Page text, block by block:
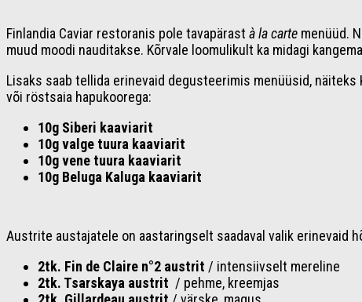
Finlandia Caviar restoranis pole tavapärast à la carte menüüd.
muud moodi nauditakse. Kõrvale loomulikult ka midagi
Lisaks saab tellida erinevaid degusteerimis menüüsid,
või röstsaia hapukoorega:
10g Siberi kaaviarit
10g valge tuura kaaviarit
10g vene tuura kaaviarit
10g Beluga Kaluga kaaviarit
Austrite austajatele on aastaringselt saadaval valik erinevaid
2tk. Fin de Claire n°2 austrit / intensiivselt mereline
2tk. Tsarskaya austrit / pehme, kreemjas